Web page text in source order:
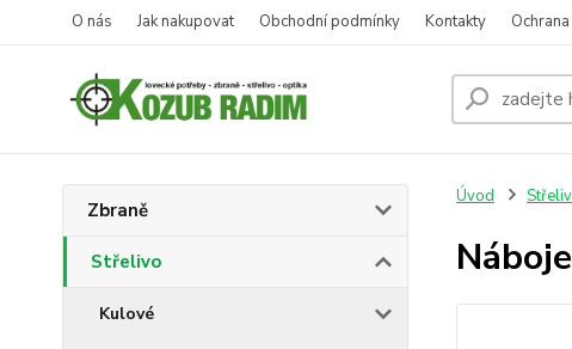
O nás Jak nakupovat Obchodní podmínky Kontakty
Zbraně
Střelivo
Kulové
Úvod